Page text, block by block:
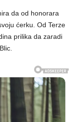
da od honorara
ćerku. Od Terze
prilika da zaradi